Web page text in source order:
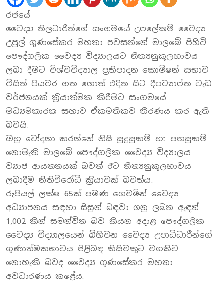
රජයේ
වෛද්‍ය නිලධාරීන්ගේ සංගමයේ උපලේකම් වෛද්‍ය
උපුල් ගුණසේකර මහතා පවසන්නේ මාලබේ පිහිටි
පෞද්ගලික වෛද්‍ය විද්‍යාලයට නීත්‍යනුකූලභාවය
ලබා දීමට විශ්වවිද්‍යාල ප‍්‍රතිපාදන කොමිෂන් සභාව
විසින් පියවර ගත හොත් එදින සිට දීපව්‍යාප්ත වැඩ
වර්ජනයක් ක‍්‍රියාත්මක කිරීමට සංගමයේ
මධ්‍යමකාරක සභාව ඒකමතිකව තීරණය කර ඇති
බවයි.
ඔහු චෝදනා කරන්නේ නිසි සුදුසුකම් හා පහසුකම්
නොමැති මාලබේ පෞද්ගලික වෛද්‍ය විද්‍යාලය
ව්‍යාජ ආයතනයක් බවත් ඊට නීත්‍යනුකූලභාවය
ලබාදීම නීතිවිරෝධී ක‍්‍රියාවක් බවත්ය.
රුපියල් ලක්ෂ 65ක් පමණ ගෙවමින් වෛද්‍ය
අධ්‍යාපනය සඳහා සිසුන් බඳවා ගනු ලබන ඇඳන්
1,002 කින් සමන්විත බව කියන අදාළ පෞද්ගලික
වෛද්‍ය විද්‍යාලයෙන් බිහිවන වෛද්‍ය උපාධිධාරීන්ගේ
ගුණාත්මකභාවය පිළිබඳ කිසිවකුට වගකිව
නොහැකි බවද වෛද්‍ය ගුණසේකර මහතා
අවධාරණය කළේය.